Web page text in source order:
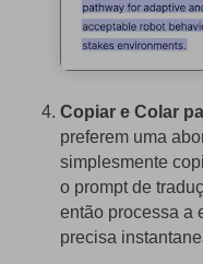
Copiar e Colar
preferem uma
simplesmente
o prompt de
então processa a
precisa